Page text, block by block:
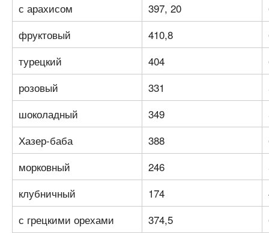
с арахисом
397, 20
фруктовый
410,8
турецкий
404
розовый
331
шоколадный
349
Хазер-баба
388
морковный
246
клубничный
174
с грецкими орехами
374,5